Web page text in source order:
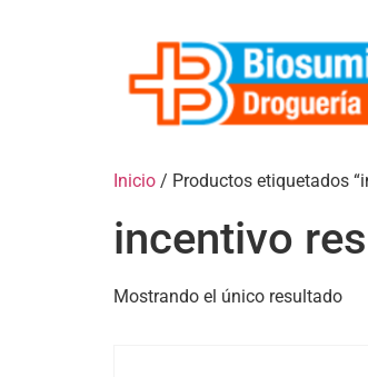
Inicio / Productos etiquetados
incentivo
Mostrando el único resultado